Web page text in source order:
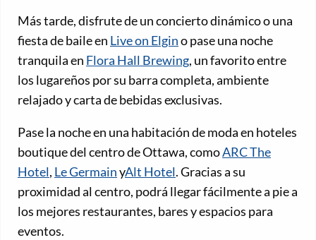
Más tarde, disfrute de un concierto dinámico o una
fiesta de baile en Live on Elgino pase una noche
tranquila en Flora Hall Brewing, un favorito entre
los lugareños por su barra completa, ambiente
relajado y carta de bebidas exclusivas.
Pase la noche en una habitación de moda en hoteles
boutique del centro de Ottawa, comoARC The
Hotel, Le GermainyAlt Hotel. Gracias a su
proximidad al centro, podrá llegar fácilmente a pie a
los mejores restaurantes, bares y espacios para
eventos.